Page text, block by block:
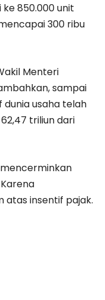
850.000 unit
300 ribu
Menteri
sampai
dunia usaha telah
triliun dari
atas insentif pajak.